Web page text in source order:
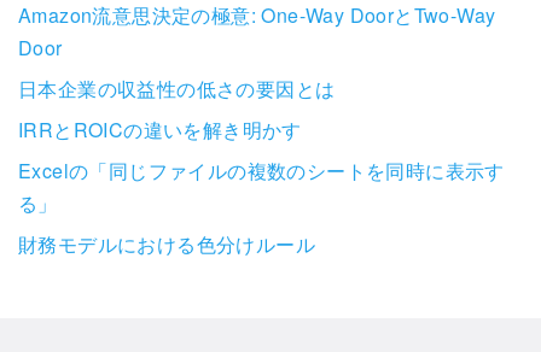
Amazon流意思決定の極意: One-Way DoorとTwo-Way
Door
日本企業の収益性の低さの要因とは
IRRとROICの違いを解き明かす
Excelの「同じファイルの複数のシートを同時に表示す
る」
財務モデルにおける色分けルール